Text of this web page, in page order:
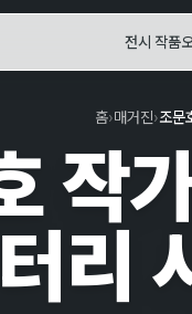
전시 작품
홈›매거진›조문
작
리